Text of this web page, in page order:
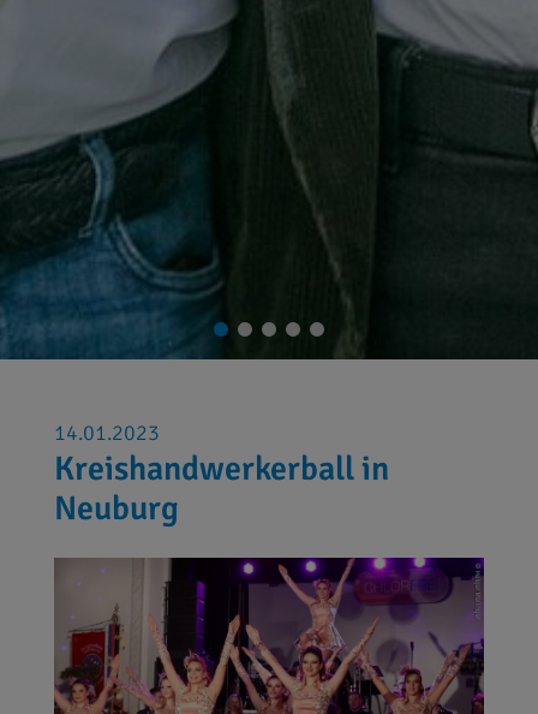
14.01.2023
Kreishandwerkerball in
Neuburg